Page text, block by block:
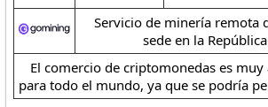
Servicio de minería remota
sede en la
El comercio de criptomonedas es
para todo el mundo, ya que se podría